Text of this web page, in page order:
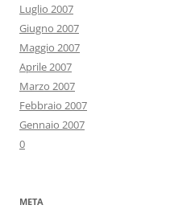
Luglio 2007
Giugno 2007
Maggio 2007
Aprile 2007
Marzo 2007
Febbraio 2007
Gennaio 2007
0
META